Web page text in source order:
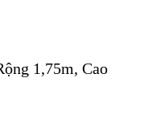
1,75m, Cao